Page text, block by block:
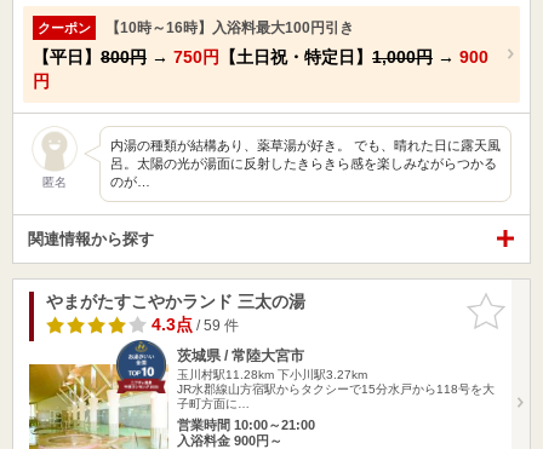
クーポン 【10時～16時】入浴料最大100円引き
【平日】 800円 → 750円 【土日祝・特定日】 1,000円 → 900
円
匿名
内湯の種類が結構あり、薬草湯が好き。 でも、晴れた日に露天風
呂。太陽の光が湯面に反射したきらきら感を楽しみながらつかる
のが…
関連情報から探す
お気に入
りに追加
やまがたすこやかランド 三太の湯
4.3点/ 59 件
茨城県 / 常陸大宮市
玉川村駅11.28km 下小川駅3.27km
JR水郡線山方宿駅からタクシーで15分水戸から118号を大
子町方面に…
営業時間 10:00～21:00
入浴料金 900円～